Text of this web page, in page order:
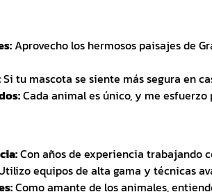
Aprovecho los hermosos paisajes de
Si tu mascota se siente más segura en
Cada animal es único, y me
Con años de experiencia trabajando
equipos de alta gama y técnicas
Como amante de los animales,